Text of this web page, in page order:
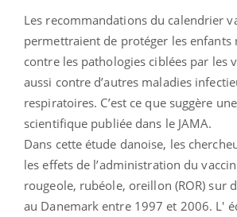
Les recommandations du calendrier
permettraient de protéger les enfants
contre les pathologies ciblées par les
aussi contre d’autres maladies
respiratoires. C’est ce que suggère
scientifique publiée dans le JAMA.
Dans cette étude danoise, les
les effets de l’administration du
rougeole, rubéole, oreillon (ROR) sur
au Danemark entre 1997 et 2006. L'